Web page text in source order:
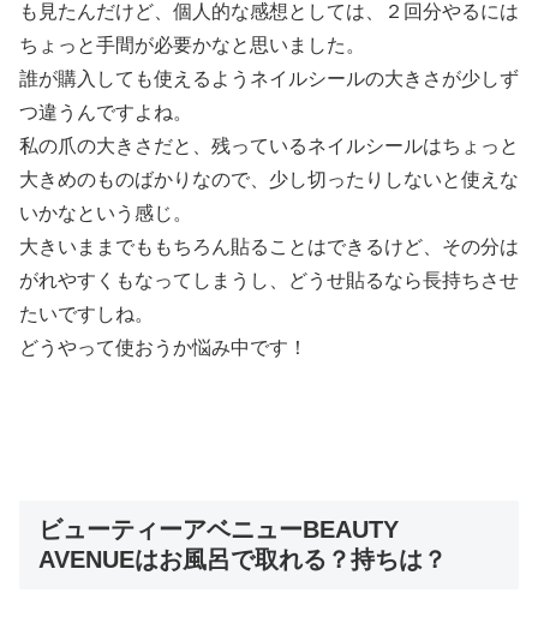
も見たんだけど、個人的な感想としては、２回分やるには
ちょっと手間が必要かなと思いました。
誰が購入しても使えるようネイルシールの大きさが少しず
つ違うんですよね。
私の爪の大きさだと、残っているネイルシールはちょっと
大きめのものばかりなので、少し切ったりしないと使えな
いかなという感じ。
大きいままでももちろん貼ることはできるけど、その分は
がれやすくもなってしまうし、どうせ貼るなら長持ちさせ
たいですしね。
どうやって使おうか悩み中です！
ビューティーアベニューBEAUTY
AVENUEはお風呂で取れる？持ちは？